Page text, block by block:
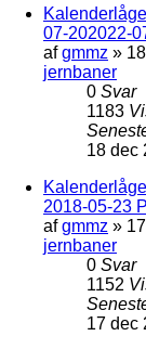
07-202022-
afgmmz »
jernbaner
0 Svar
1183
18 dec
2018-05-23
afgmmz »
jernbaner
0 Svar
1152
17 dec